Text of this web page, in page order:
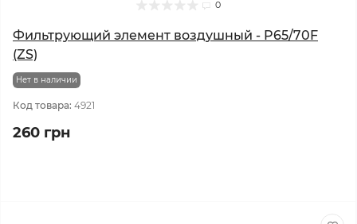
0
Фильтрующий элемент воздушный - P65/70F
(ZS)
Нет в наличии
Код товара: 4921
260 грн